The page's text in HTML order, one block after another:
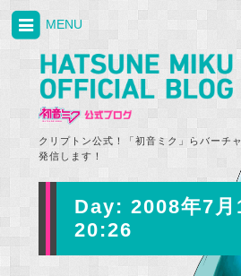
クリプトン公式！「初音ミク」らバーチ
発信します！
MENU
Day: 2008年7月
20:26